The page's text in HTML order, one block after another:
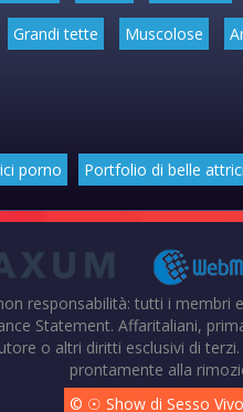
Grandi tette Muscolose
porno Portfolio di belle attrici
responsabilità: tutti i
Statement. Affaritaliani,
o altri diritti esclusivi di
prontamente alla
© ☉ Show di Sesso